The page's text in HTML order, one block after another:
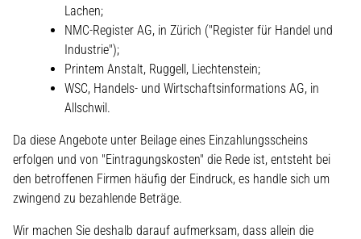
Lachen;
NMC-Register AG, in Zürich ("Register für Handel und
Industrie");
Printem Anstalt, Ruggell, Liechtenstein;
WSC, Handels- und Wirtschaftsinformations AG, in
Allschwil.
Da diese Angebote unter Beilage eines Einzahlungsscheins
erfolgen und von "Eintragungskosten" die Rede ist, entsteht bei
den betroffenen Firmen häufig der Eindruck, es handle sich um
zwingend zu bezahlende Beträge.
Wir machen Sie deshalb darauf aufmerksam, dass allein die